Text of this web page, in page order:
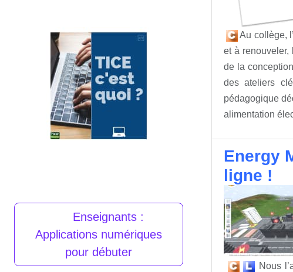
Enseignants :
Applications numériques
pour débuter
Au collège,
et à renouveler,
de la
des ateliers
pédagogique
alimentation
Energy
ligne !
Nous